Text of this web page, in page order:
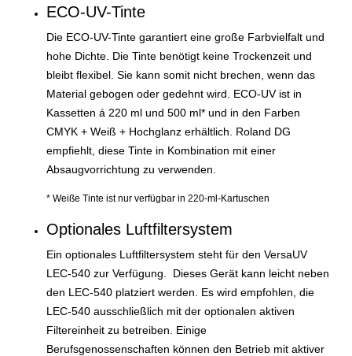
ECO-UV-Tinte
Die ECO-UV-Tinte garantiert eine große Farbvielfalt und
hohe Dichte. Die Tinte benötigt keine Trockenzeit und
bleibt flexibel. Sie kann somit nicht brechen, wenn das
Material gebogen oder gedehnt wird. ECO-UV ist in
Kassetten á 220 ml und 500 ml* und in den Farben
CMYK + Weiß + Hochglanz erhältlich. Roland DG
empfiehlt, diese Tinte in Kombination mit einer
Absaugvorrichtung zu verwenden.
* Weiße Tinte ist nur verfügbar in 220-ml-Kartuschen
Optionales Luftfiltersystem
Ein optionales Luftfiltersystem steht für den VersaUV
LEC-540 zur Verfügung. Dieses Gerät kann leicht neben
den LEC-540 platziert werden. Es wird empfohlen, die
LEC-540 ausschließlich mit der optionalen aktiven
Filtereinheit zu betreiben. Einige
Berufsgenossenschaften können den Betrieb mit aktiver